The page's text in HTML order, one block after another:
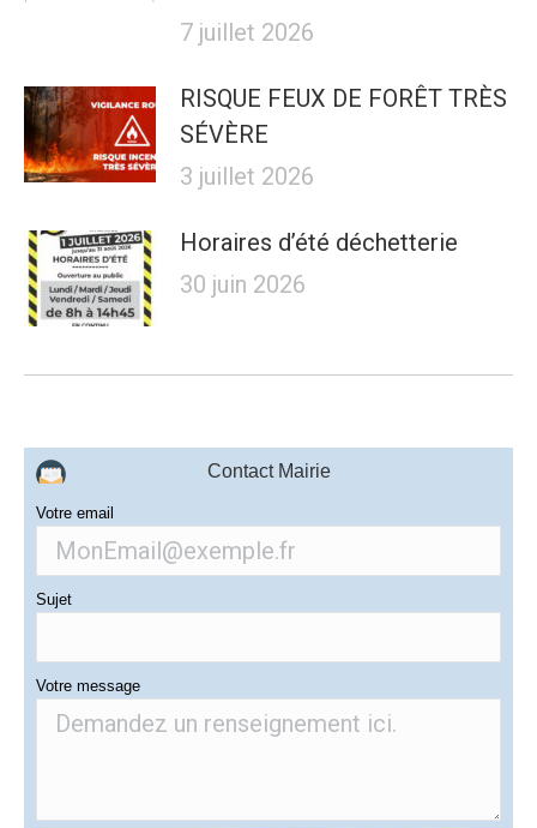
7 juillet 2026
RISQUE FEUX DE FORÊT TRÈS
SÉVÈRE
3 juillet 2026
Horaires d’été déchetterie
30 juin 2026
Contact Mairie
Votre email
Sujet
Votre message